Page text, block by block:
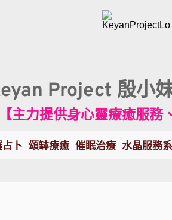
Project 殷小
【主力提供身心靈療癒服務
卜 頌缽療癒 催眠治療 水晶服務